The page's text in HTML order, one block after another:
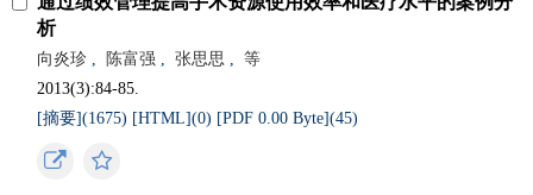
析
向炎珍 , 陈富强 , 张思思 ,
等
2013(3):84-85.
[摘要](1675) [HTML](0) [PDF 0.00 Byte](45)